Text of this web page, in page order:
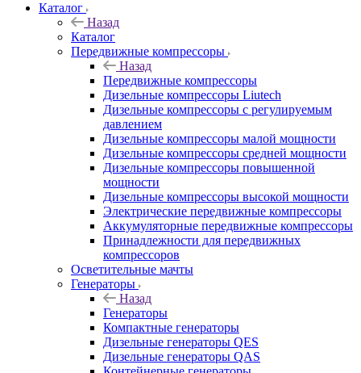
Каталог
Назад
Каталог
Передвижные компрессоры
Назад
Передвижные компрессоры
Дизельные компрессоры Liutech
Дизельные компрессоры с регулируемым
давлением
Дизельные компрессоры малой мощности
Дизельные компрессоры средней мощности
Дизельные компрессоры повышенной
мощности
Дизельные компрессоры высокой мощности
Электрические передвижные компрессоры
Аккумуляторные передвижные компрессоры
Принадлежности для передвижных
компрессоров
Осветительные мачты
Генераторы
Назад
Генераторы
Компактные генераторы
Дизельные генераторы QES
Дизельные генераторы QAS